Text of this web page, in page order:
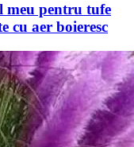
meu pentru tufe
cu aer boieresc